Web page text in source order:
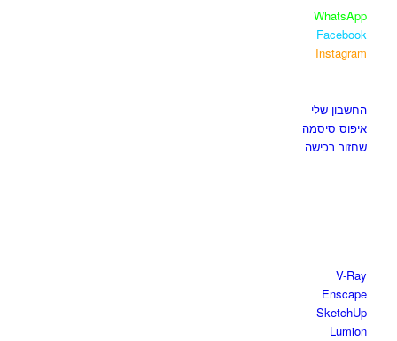
WhatsApp
Facebook
Instagram
החשבון שלי
איפוס סיסמה
שחזור רכישה
V-Ray
Enscape
SketchUp
Lumion